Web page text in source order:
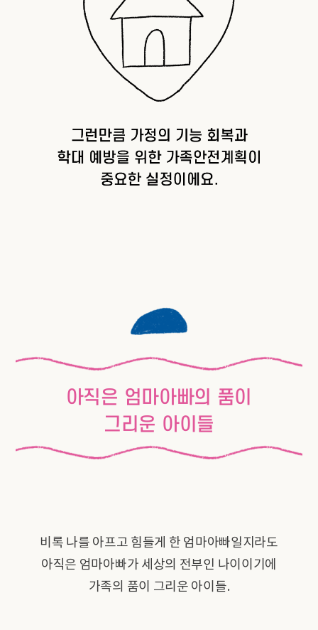
아직은 엄마아빠의 품이
그리운 아이들
비록 나를 아프고 힘들게 한 엄마아빠일지라도
아직은 엄마아빠가 세상의 전부인 나이이기에
가족의 품이 그리운 아이들.